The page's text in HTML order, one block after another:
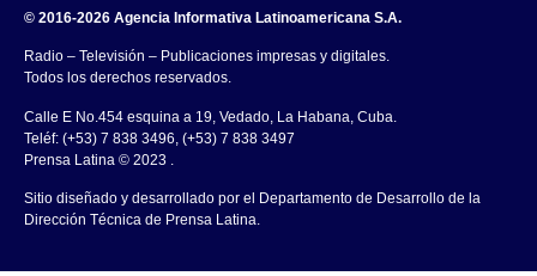
© 2016-2026 Agencia Informativa Latinoamericana S.A.
Radio – Televisión – Publicaciones impresas y digitales.
Todos los derechos reservados.
Calle E No.454 esquina a 19, Vedado, La Habana, Cuba.
Teléf: (+53) 7 838 3496, (+53) 7 838 3497
Prensa Latina © 2023 .
Sitio diseñado y desarrollado por el Departamento de Desarrollo de la
Dirección Técnica de Prensa Latina.